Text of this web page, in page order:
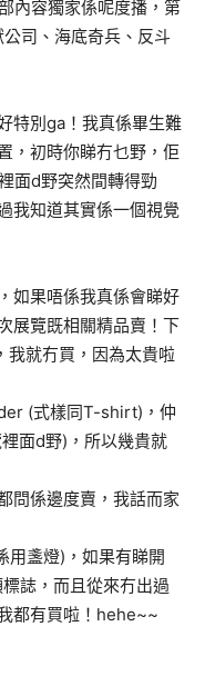
內容獨家係呢度播，第
司、海底奇兵、反斗
特別ga！我真係畢生難
，初時你睇冇乜野，佢
面d野突然間轉得勁
我知道其實係一個視覺
如果唔係我真係會睇好
展覽既相關精品賣！下
就冇買，因為太貴啦
(式樣同T-shirt)，仲
面d野)，所以幾貴就
問係邊度賣，我話而家
用盞燈)，如果有睇開
誌，而且從來冇出過
都有買啦！hehe~~